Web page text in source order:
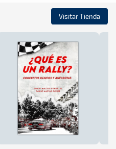
Visitar Tienda